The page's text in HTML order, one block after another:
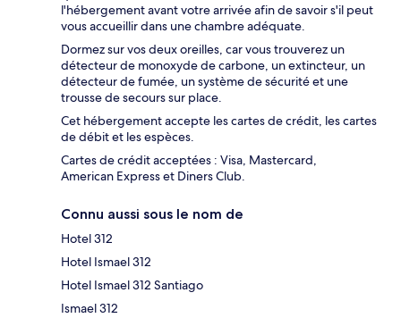
l'hébergement avant votre arrivée afin de savoir s'il peut
vous accueillir dans une chambre adéquate.
Dormez sur vos deux oreilles, car vous trouverez un
détecteur de monoxyde de carbone, un extincteur, un
détecteur de fumée, un système de sécurité et une
trousse de secours sur place.
Cet hébergement accepte les cartes de crédit, les cartes
de débit et les espèces.
Cartes de crédit acceptées : Visa, Mastercard,
American Express et Diners Club.
Connu aussi sous le nom de
Hotel 312
Hotel Ismael 312
Hotel Ismael 312 Santiago
Ismael 312